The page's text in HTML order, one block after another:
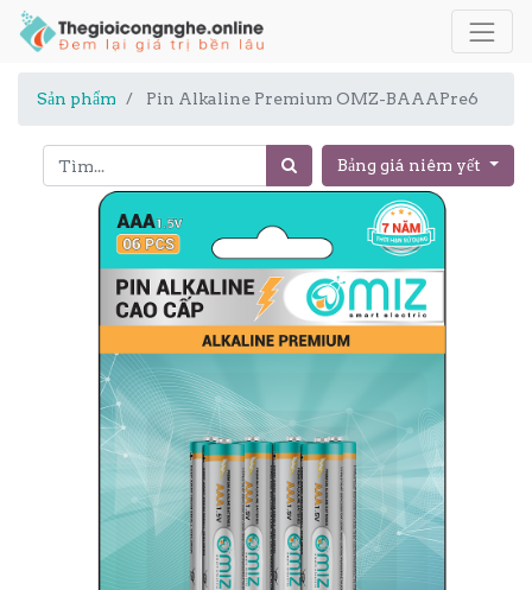
Sản phẩm Pin Alkaline Premium OMZ-BAAAPre6
Bảng giá niêm yết